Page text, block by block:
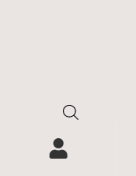
Политика
персональных
© w.ALL.s,
Все права защищены
товаров